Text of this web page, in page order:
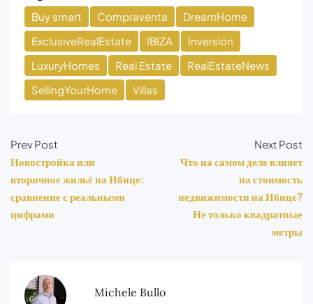
Buy smart Compraventa
DreamHome
ExclusiveRealEstate
IBIZA
Inversión
LuxuryHomes
Real Estate
RealEstateNews
SellingYourHome
Villas
Prev Post
Новостройка или
вторичное жильё на Ибице:
сравнение с реальными
цифрами
Next Post
Что на самом деле влияет
на стоимость
недвижимости на Ибице?
Не только квадратные
метры
Michele Bullo